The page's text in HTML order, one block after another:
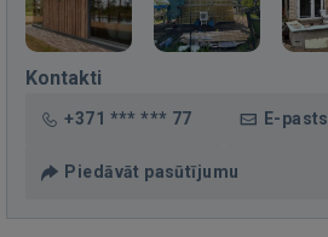
Kontakti
+371 *** *** 77 E-pasts
Piedāvāt pasūtījumu